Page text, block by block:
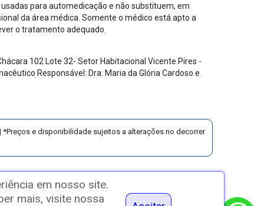
para automedicação e não substituem, em
da área médica. Somente o médico está apto a
o tratamento adequado.
102 Lote 32- Setor Habitacional Vicente Pires -
Responsável: Dra. Maria da Glória Cardoso e
e disponibilidade sujeitos a alterações no decorrer
0006-05
em nosso site.
mais, visite nossa